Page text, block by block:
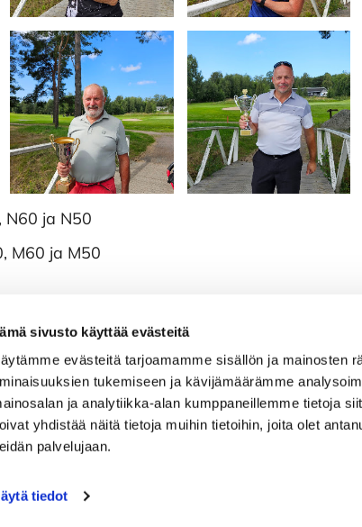
sivusto käyttää evästeitä
evästeitä tarjoamamme sisällön ja mainosten
tukemiseen ja kävijämäärämme
ja analytiikka-alan kumppaneillemme tietoja
yhdistää näitä tietoja muihin tietoihin, joita olet
palvelujaan.
tiedot
N60 ja N50
M60 ja M50
Rauma Golf
Ala-Pomppustentie 20
26510 Rauma